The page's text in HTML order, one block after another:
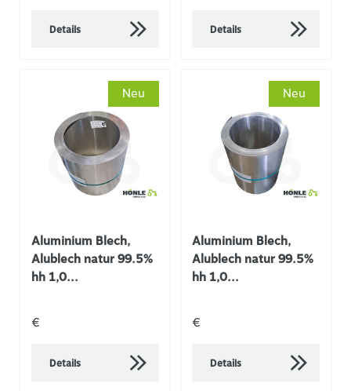
Details Details
Neu
Aluminium Blech,
Alublech natur 99.5%
hh 1,0...
€
Details
Neu
Aluminium Blech,
Alublech natur 99.5%
hh 1,0...
€
Details